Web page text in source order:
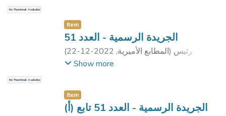
No Thumbnail Available
No Thumbnail Available
Item
الجريدة الرسمية - العدد 51
( المطابع الأميرية,
2022-12-22 ) رئيس
;مجلس الوزراء
Show more
Item
الجريدة الرسمية - العدد 51 تابع (أ)